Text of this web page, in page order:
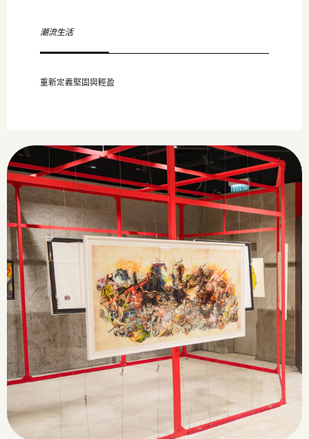
潮流生活
重新定義堅固與輕盈